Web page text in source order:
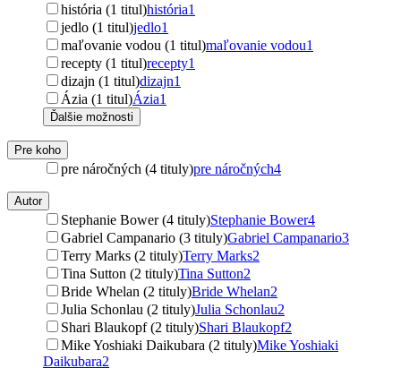
história (1 titul)história1
jedlo (1 titul)jedlo1
maľovanie vodou (1 titul)maľovanie vodou1
recepty (1 titul)recepty1
dizajn (1 titul)dizajn1
Ázia (1 titul)Ázia1
Ďalšie možnosti
Pre koho
pre náročných (4 tituly)pre náročných4
Autor
Stephanie Bower (4 tituly)Stephanie Bower4
Gabriel Campanario (3 tituly)Gabriel Campanario3
Terry Marks (2 tituly)Terry Marks2
Tina Sutton (2 tituly)Tina Sutton2
Bride Whelan (2 tituly)Bride Whelan2
Julia Schonlau (2 tituly)Julia Schonlau2
Shari Blaukopf (2 tituly)Shari Blaukopf2
Mike Yoshiaki Daikubara (2 tituly)Mike Yoshiaki
Daikubara2